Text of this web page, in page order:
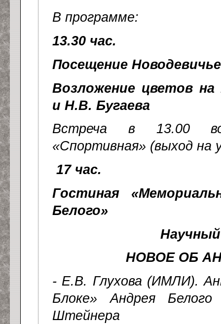
В программе:
13.30 час.
Посещение
Возложение цветов
и Н.В. Бугаева
Встреча в 13.00
«Спортивная» (выход на
17 час.
Гостиная
Белого»
НОВОЕ ОБ
- Е.В. Глухова (ИМЛИ).
Блоке» Андрея
Штейнера